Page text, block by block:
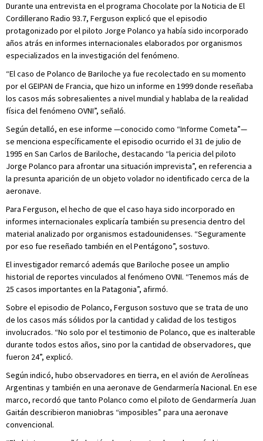
Durante una entrevista en el programa Chocolate por la Noticia de El
Cordillerano Radio 93.7, Ferguson explicó que el episodio
protagonizado por el piloto Jorge Polanco ya había sido incorporado
años atrás en informes internacionales elaborados por organismos
especializados en la investigación del fenómeno.
“El caso de Polanco de Bariloche ya fue recolectado en su momento
por el GEIPAN de Francia, que hizo un informe en 1999 donde reseñaba
los casos más sobresalientes a nivel mundial y hablaba de la realidad
física del fenómeno OVNI”, señaló.
Según detalló, en ese informe —conocido como “Informe Cometa”—
se menciona específicamente el episodio ocurrido el 31 de julio de
1995 en San Carlos de Bariloche, destacando “la pericia del piloto
Jorge Polanco para afrontar una situación imprevista”, en referencia a
la presunta aparición de un objeto volador no identificado cerca de la
aeronave.
Para Ferguson, el hecho de que el caso haya sido incorporado en
informes internacionales explicaría también su presencia dentro del
material analizado por organismos estadounidenses. “Seguramente
por eso fue reseñado también en el Pentágono”, sostuvo.
El investigador remarcó además que Bariloche posee un amplio
historial de reportes vinculados al fenómeno OVNI. “Tenemos más de
25 casos importantes en la Patagonia”, afirmó.
Sobre el episodio de Polanco, Ferguson sostuvo que se trata de uno
de los casos más sólidos por la cantidad y calidad de los testigos
involucrados. “No solo por el testimonio de Polanco, que es inalterable
durante todos estos años, sino por la cantidad de observadores, que
fueron 24”, explicó.
Según indicó, hubo observadores en tierra, en el avión de Aerolíneas
Argentinas y también en una aeronave de Gendarmería Nacional. En ese
marco, recordó que tanto Polanco como el piloto de Gendarmería Juan
Gaitán describieron maniobras “imposibles” para una aeronave
convencional.